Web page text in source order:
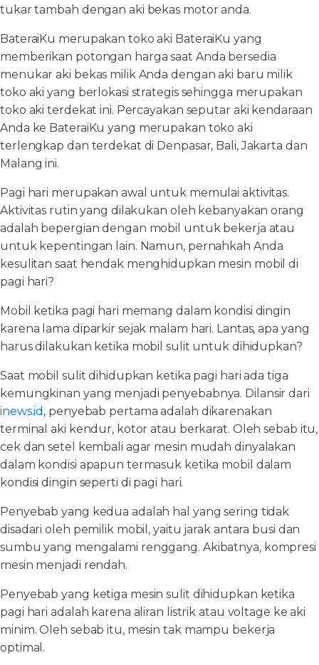
tukar tambah dengan aki bekas motor anda.
BateraiKu merupakan toko aki BateraiKu yang
memberikan potongan harga saat Anda bersedia
menukar aki bekas milik Anda dengan aki baru milik
toko aki yang berlokasi strategis sehingga merupakan
toko aki terdekat ini. Percayakan seputar aki kendaraan
Anda ke BateraiKu yang merupakan toko aki
terlengkap dan terdekat di Denpasar, Bali, Jakarta dan
Malang ini.
Pagi hari merupakan awal untuk memulai aktivitas.
Aktivitas rutin yang dilakukan oleh kebanyakan orang
adalah bepergian dengan mobil untuk bekerja atau
untuk kepentingan lain. Namun, pernahkah Anda
kesulitan saat hendak menghidupkan mesin mobil di
pagi hari?
Mobil ketika pagi hari memang dalam kondisi dingin
karena lama diparkir sejak malam hari. Lantas, apa yang
harus dilakukan ketika mobil sulit untuk dihidupkan?
Saat mobil sulit dihidupkan ketika pagi hari ada tiga
kemungkinan yang menjadi penyebabnya. Dilansir dari
inews.id , penyebab pertama adalah dikarenakan
terminal aki kendur, kotor atau berkarat. Oleh sebab itu,
cek dan setel kembali agar mesin mudah dinyalakan
dalam kondisi apapun termasuk ketika mobil dalam
kondisi dingin seperti di pagi hari.
Penyebab yang kedua adalah hal yang sering tidak
disadari oleh pemilik mobil, yaitu jarak antara busi dan
sumbu yang mengalami renggang. Akibatnya, kompresi
mesin menjadi rendah.
Penyebab yang ketiga mesin sulit dihidupkan ketika
pagi hari adalah karena aliran listrik atau voltage ke aki
minim. Oleh sebab itu, mesin tak mampu bekerja
optimal.